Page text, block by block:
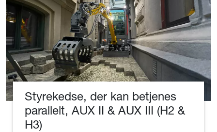
Styrekedse, der kan betjenes
parallelt, AUX II & AUX III (H2 &
H3)